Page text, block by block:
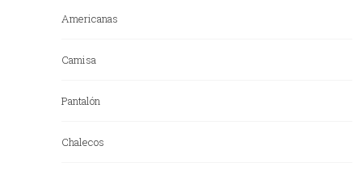
Americanas
Camisa
Pantalón
Chalecos